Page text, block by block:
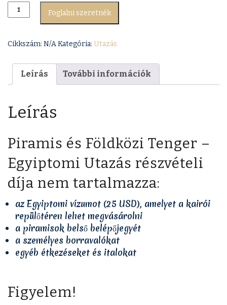
Foglalni szeretnék
Cikkszám: N/AKategória: Utazás
Leírás További információk
Leírás
Piramis és Földközi Tenger –
Egyiptomi Utazás részvételi
díja nem tartalmazza:
az Egyiptomi vízumot (25 USD), amelyet a kairói
repülőtéren lehet megvásárolni
a piramisok belső belépőjegyét
a személyes borravalókat
egyéb étkezéseket és italokat
Figyelem!